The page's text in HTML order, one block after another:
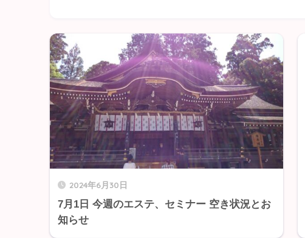
2024年6月30日
7月1日 今週のエステ、セミナー 空き状況とお
知らせ